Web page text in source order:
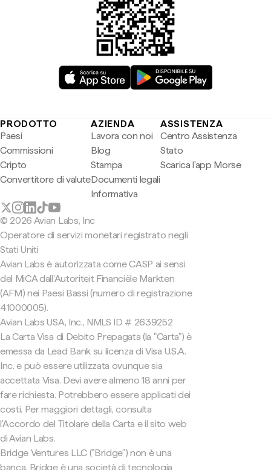
PRODOTTO
Paesi
Commissioni
Cripto
Convertitore di valute
AZIENDA
Lavora con noi
Blog
Stampa
Documenti legali
Informativa
ASSISTENZA
Centro Assistenza
Stato
Scarica l'app Morse
© 2026 Avian Labs, Inc
Operatore di servizi monetari registrato negli
Stati Uniti
Avian Labs è autorizzata come CASP ai sensi
del MiCA dall'Autoriteit Financiële Markten
(AFM) nei Paesi Bassi (numero di registrazione
41000005).
Avian Labs USA, Inc., NMLS ID # 2639252
La Carta Visa di Debito Prepagata (la "Carta") è
emessa da Lead Bank su licenza di Visa U.S.A.
Inc. e può essere utilizzata ovunque sia
accettata Visa. Devi avere almeno 18 anni per
fare richiesta. Potrebbero essere applicati dei
costi. Per maggiori dettagli, consulta
l'Accordo del Titolare della Carta e il sito web
di Avian Labs.
Bridge Ventures LLC ("Bridge") non è una
banca. Bridge è una società di tecnologia